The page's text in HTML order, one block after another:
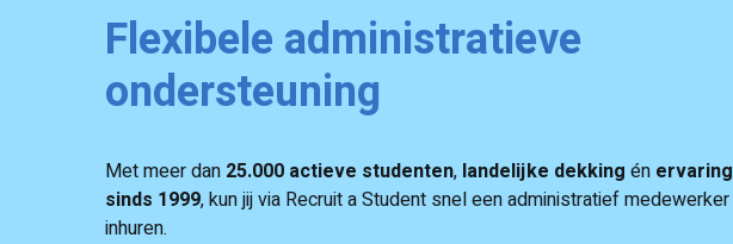
Flexibele administratieve
ondersteuning
Met meer dan 25.000 actieve studenten, landelijke dekking én ervaring
sinds 1999, kun jij via Recruit a Student snel een administratief medewerker
inhuren.